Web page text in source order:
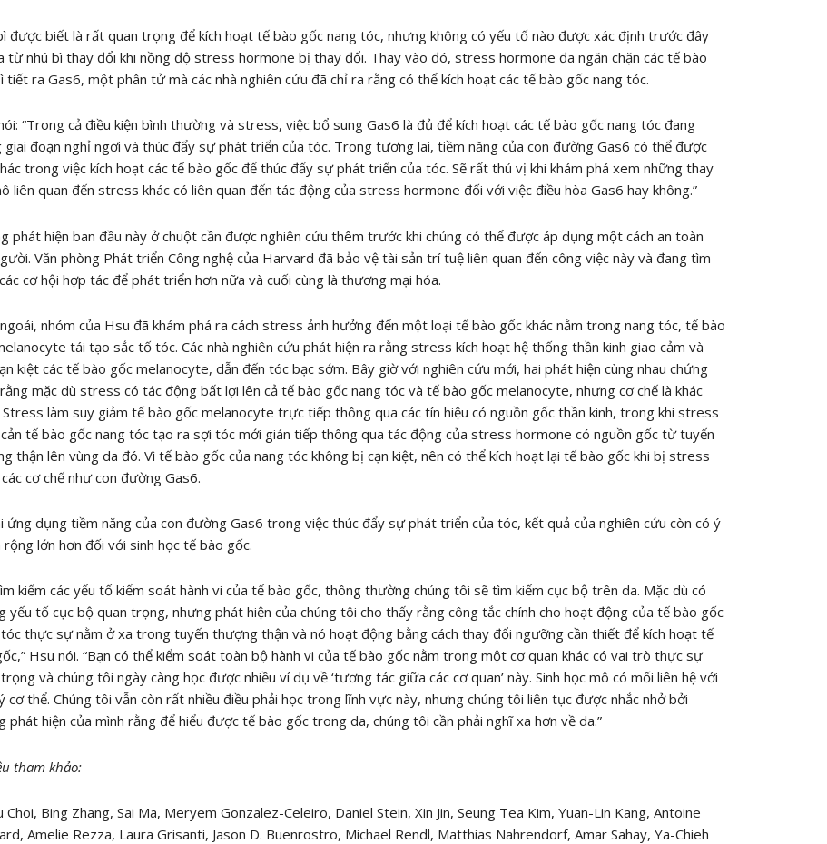
được biết là rất quan trọng để kích hoạt tế bào gốc nang tóc, nhưng không có yếu tố nào được xác định trước đây
từ nhú bì thay đổi khi nồng độ stress hormone bị thay đổi. Thay vào đó, stress hormone đã ngăn chặn các tế bào
tiết ra Gas6, một phân tử mà các nhà nghiên cứu đã chỉ ra rằng có thể kích hoạt các tế bào gốc nang tóc.
“Trong cả điều kiện bình thường và stress, việc bổ sung Gas6 là đủ để kích hoạt các tế bào gốc nang tóc đang
đoạn nghỉ ngơi và thúc đẩy sự phát triển của tóc. Trong tương lai, tiềm năng của con đường Gas6 có thể được
trong việc kích hoạt các tế bào gốc để thúc đẩy sự phát triển của tóc. Sẽ rất thú vị khi khám phá xem những thay
liên quan đến stress khác có liên quan đến tác động của stress hormone đối với việc điều hòa Gas6 hay không.”
phát hiện ban đầu này ở chuột cần được nghiên cứu thêm trước khi chúng có thể được áp dụng một cách an toàn
Văn phòng Phát triển Công nghệ của Harvard đã bảo vệ tài sản trí tuệ liên quan đến công việc này và đang tìm
cơ hội hợp tác để phát triển hơn nữa và cuối cùng là thương mại hóa.
nhóm của Hsu đã khám phá ra cách stress ảnh hưởng đến một loại tế bào gốc khác nằm trong nang tóc, tế bào
tái tạo sắc tố tóc. Các nhà nghiên cứu phát hiện ra rằng stress kích hoạt hệ thống thần kinh giao cảm và
kiệt các tế bào gốc melanocyte, dẫn đến tóc bạc sớm. Bây giờ với nghiên cứu mới, hai phát hiện cùng nhau chứng
mặc dù stress có tác động bất lợi lên cả tế bào gốc nang tóc và tế bào gốc melanocyte, nhưng cơ chế là khác
Stress làm suy giảm tế bào gốc melanocyte trực tiếp thông qua các tín hiệu có nguồn gốc thần kinh, trong khi stress
tế bào gốc nang tóc tạo ra sợi tóc mới gián tiếp thông qua tác động của stress hormone có nguồn gốc từ tuyến
thận lên vùng da đó. Vì tế bào gốc của nang tóc không bị cạn kiệt, nên có thể kích hoạt lại tế bào gốc khi bị stress
cơ chế như con đường Gas6.
ứng dụng tiềm năng của con đường Gas6 trong việc thúc đẩy sự phát triển của tóc, kết quả của nghiên cứu còn có ý
rộng lớn hơn đối với sinh học tế bào gốc.
kiếm các yếu tố kiểm soát hành vi của tế bào gốc, thông thường chúng tôi sẽ tìm kiếm cục bộ trên da. Mặc dù có
yếu tố cục bộ quan trọng, nhưng phát hiện của chúng tôi cho thấy rằng công tắc chính cho hoạt động của tế bào gốc
thực sự nằm ở xa trong tuyến thượng thận và nó hoạt động bằng cách thay đổi ngưỡng cần thiết để kích hoạt tế
Hsu nói. “Bạn có thể kiểm soát toàn bộ hành vi của tế bào gốc nằm trong một cơ quan khác có vai trò thực sự
và chúng tôi ngày càng học được nhiều ví dụ về ‘tương tác giữa các cơ quan’ này. Sinh học mô có mối liên hệ với
cơ thể. Chúng tôi vẫn còn rất nhiều điều phải học trong lĩnh vực này, nhưng chúng tôi liên tục được nhắc nhở bởi
phát hiện của mình rằng để hiểu được tế bào gốc trong da, chúng tôi cần phải nghĩ xa hơn về da.”
tham khảo:
Choi, Bing Zhang, Sai Ma, Meryem Gonzalez-Celeiro, Daniel Stein, Xin Jin, Seung Tea Kim, Yuan-Lin Kang, Antoine
Amelie Rezza, Laura Grisanti, Jason D. Buenrostro, Michael Rendl, Matthias Nahrendorf, Amar Sahay, Ya-Chieh